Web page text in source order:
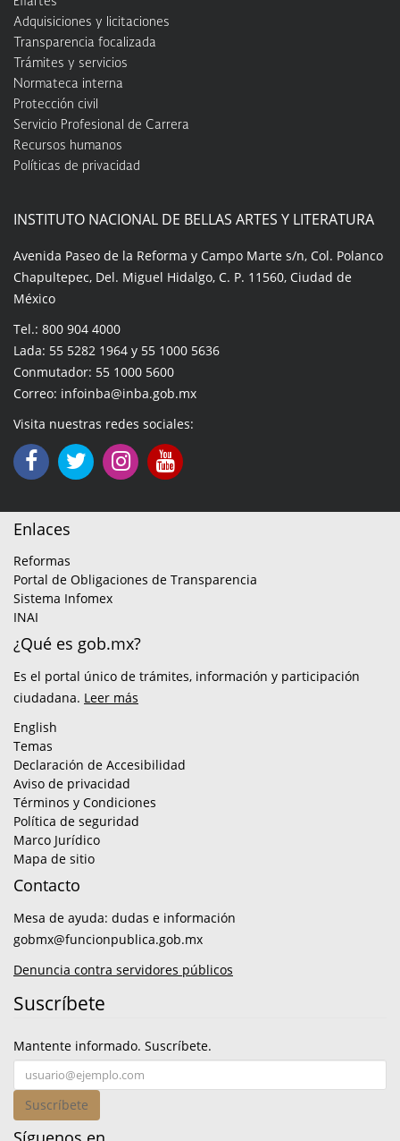
Adquisiciones y licitaciones
Transparencia focalizada
Trámites y servicios
Normateca interna
Protección civil
Servicio Profesional de Carrera
Recursos humanos
Políticas de privacidad
INSTITUTO NACIONAL DE BELLAS ARTES Y LITERATURA
Avenida Paseo de la Reforma y Campo Marte s/n, Col. Polanco
Chapultepec, Del. Miguel Hidalgo, C. P. 11560, Ciudad de
México
Tel.: 800 904 4000
Lada: 55 5282 1964 y 55 1000 5636
Conmutador: 55 1000 5600
Correo: infoinba@inba.gob.mx
Visita nuestras redes sociales:
Enlaces
Reformas
Portal de Obligaciones de Transparencia
Sistema Infomex
INAI
¿Qué es gob.mx?
Es el portal único de trámites, información y participación
ciudadana. Leer más
English
Temas
Declaración de Accesibilidad
Aviso de privacidad
Términos y Condiciones
Política de seguridad
Marco Jurídico
Mapa de sitio
Contacto
Mesa de ayuda: dudas e información
gobmx@funcionpublica.gob.mx
Denuncia contra servidores públicos
Suscríbete
Mantente informado. Suscríbete.
Suscríbete